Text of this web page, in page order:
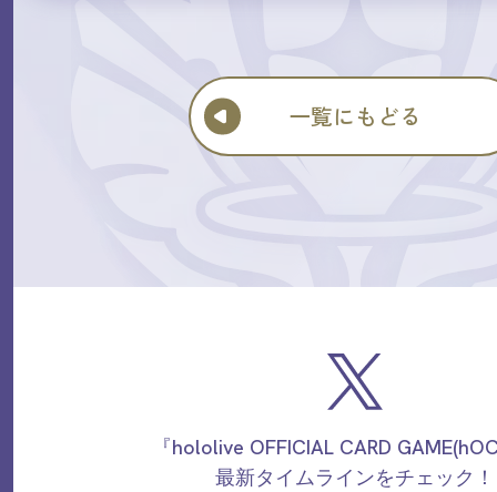
一覧にもどる
『hololive OFFICIAL CARD
最新タイムラインをチェック！